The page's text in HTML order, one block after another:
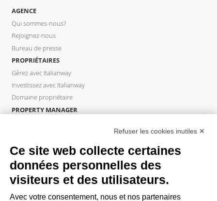
AGENCE
Qui sommes-nous?
Rejoignez-nous
Bureau de presse
PROPRIÉTAIRES
Gérez avec Italianway
Investissez avec Italianway
Domaine propriétaire
PROPERTY MANAGER
INVITÉS
Réservez un séjour
Séjour longue durée
Expériences pour les clients
Reductions pour les clients
Refuser les cookies inutiles ✕
Ce site web collecte certaines
données personnelles des
visiteurs et des utilisateurs.
Avec votre consentement, nous et nos partenaires